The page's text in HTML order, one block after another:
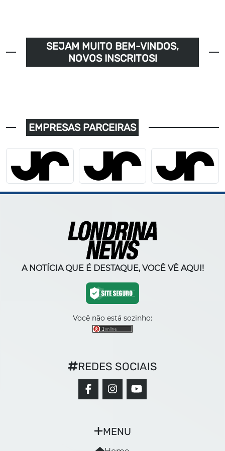
SEJAM MUITO BEM-VINDOS,
NOVOS INSCRITOS!
EMPRESAS PARCEIRAS
A NOTÍCIA QUE É DESTAQUE, VOCÊ VÊ AQUI!
Você não está sozinho:
MENU
REDES SOCIAIS